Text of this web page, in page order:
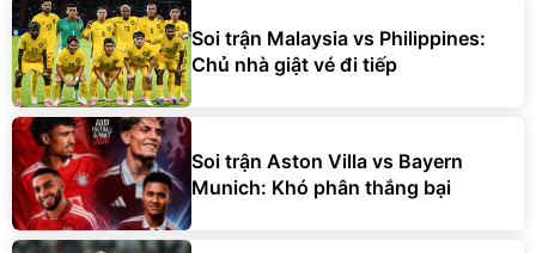
Soi trận Malaysia vs Philippines:
Chủ nhà giật vé đi tiếp
Soi trận Aston Villa vs Bayern
Munich: Khó phân thắng bại